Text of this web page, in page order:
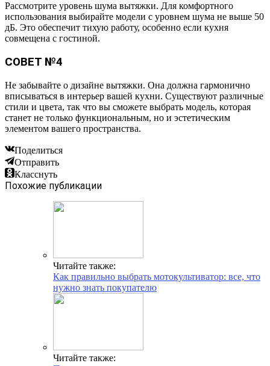
Рассмотрите уровень шума вытяжки. Для комфортного
использования выбирайте модели с уровнем шума не выше 50
дБ. Это обеспечит тихую работу, особенно если кухня
совмещена с гостиной.
СОВЕТ №4
Не забывайте о дизайне вытяжки. Она должна гармонично
вписываться в интерьер вашей кухни. Существуют различные
стили и цвета, так что вы сможете выбрать модель, которая
станет не только функциональным, но и эстетическим
элементом вашего пространства.
Поделиться
Отправить
Класснуть
Похожие публикации
Читайте также:
Как правильно выбрать мотокультиватор: все, что
нужно знать покупателю
Читайте также: